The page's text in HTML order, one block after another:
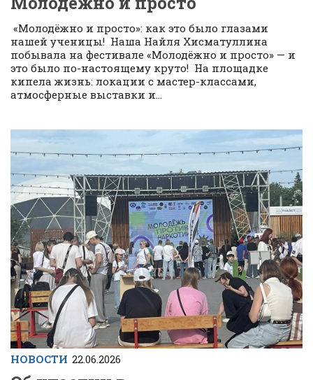
«Молодёжно и просто»: как это было глазами
нашей ученицы! Наша Найля Хисматуллина
побывала на фестивале «Молодёжно и просто» — и
это было по-настоящему круто! На площадке
кипела жизнь: локации с мастер-классами,
атмосферные выставки и...
НОВОСТИ 22.06.2026